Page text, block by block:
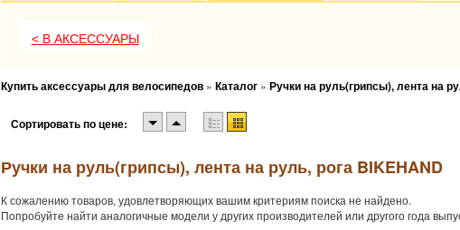
< В АКСЕССУАРЫ
Купить аксессуары для велосипедов » Каталог » Ручки на руль(грипсы), лента на
Сортировать по цене:
Ручки на руль(грипсы), лента на руль, рога BIKEHAND
К сожалению товаров, удовлетворяющих вашим критериям поиска не найдено.
Попробуйте найти аналогичные модели у других производителей или другого года